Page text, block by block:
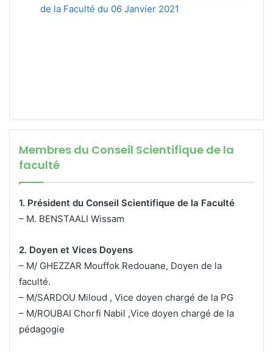
de la Faculté du 06 Janvier 2021
Membres du Conseil Scientifique de la
faculté
1. Président du Conseil Scientifique de la Faculté
– M. BENSTAALI Wissam
2. Doyen et Vices Doyens
– M/ GHEZZAR Mouffok Redouane, Doyen de la
faculté.
– M/SARDOU Miloud , Vice doyen chargé de la PG
– M/ROUBAI Chorfi Nabil ,Vice doyen chargé de la
pédagogie